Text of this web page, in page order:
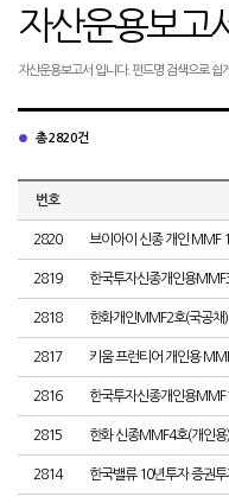
자산운용보고
자산운용보고서 입니다. 펀드명 검색으로 쉽
총 2820건
번호
2820 브이아이 신종 개인 MMF
2819 한국투자신종개인용
2818 한화개인MMF2호(국공채)
2817 키움 프런티어 개인용
2816 한국투자신종개인용
2815 한화 신종MMF4호(개인용)
2814 한국밸류 10년투자 증권